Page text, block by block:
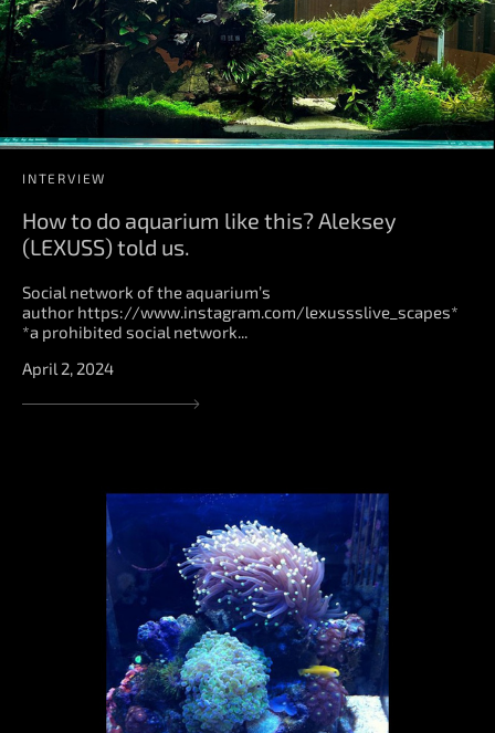
INTERVIEW
How to do aquarium like this? Aleksey
(LEXUSS) told us.
Social network of the aquarium’s
author https://www.instagram.com/lexussslive_scapes*
*a prohibited social network...
April 2, 2024